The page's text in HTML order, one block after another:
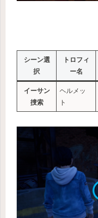
シーン選
択
トロフィ
ー名
イーサン
捜索
ヘルメッ
ト